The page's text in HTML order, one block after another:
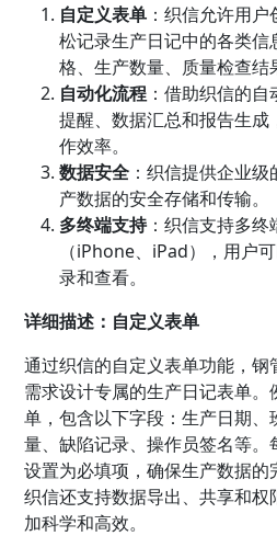
自定义表单 ：织信允许用
松记录生产日记中的各类
格、生产数量、质量检查结
自动化流程 ：借助织信的
提醒、数据汇总和报告生
作效率。
数据安全 ：织信提供企业
产数据的安全存储和传输。
多终端支持：织信支持多终
（iPhone、iPad），用户
录和查看。
详细描述：自定义表单
通过织信的自定义表单功能，
需求设计专属的生产日记表单
单，包含以下字段：生产日期
量、缺陷记录、操作员签名等
设置为必填项，确保生产数据的
织信还支持数据导出、共享和
加科学和高效。